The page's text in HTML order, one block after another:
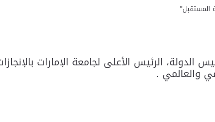
المستقبل"
الرئيس الأعلى لجامعة الإمارات
والعالمي .